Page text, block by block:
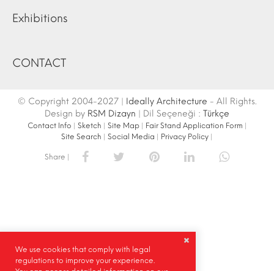
Exhibitions
CONTACT
© Copyright 2004-2027 | Ideally Architecture - All Rights.
Design by RSM Dizayn | Dil Seçeneği : Türkçe
Contact Info Sketch Site Map| Fair Stand Application Form
Site Search
Social Media Privacy Policy
Share |
We use cookies that comply with legal
regulations to improve your experience.